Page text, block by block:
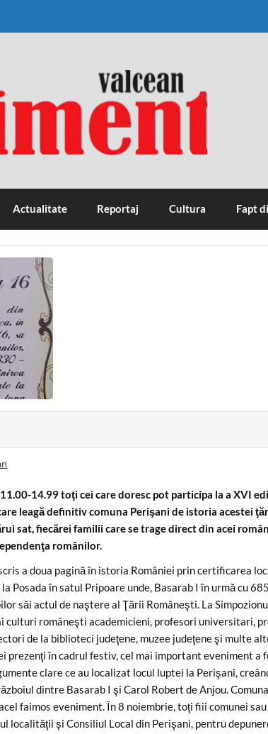
Actualitate Reportaj Cultura Fapt
14.99 toţi cei care doresc pot participa la a XVI
leagă definitiv comuna Perişani de istoria acestei
sat, fiecărei familii care se trage direct din acei
românilor.
a doua pagină în istoria României prin certificarea
Posada în satul Pripoare unde, Basarab I în urmă cu
săi actul de naştere al Ţării Româneşti. La
culturi româneşti academicieni, profesori universitari,
de la biblioteci judeţene, muzee judeţene şi multe
prezenţi în cadrul festiv, cel mai important eveniment a
clare ce au localizat locul luptei la Perişani,
dintre Basarab I şi Carol Robert de Anjou.
faimos eveniment. În 8 noiembrie, toţi fiii comunei
localităţii şi Consiliul Local din Perişani, pentru